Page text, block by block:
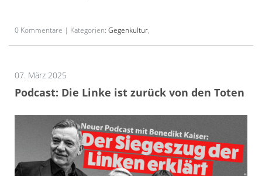
0 Kommentare | Kategorien: Gegenkultur,
07. März 2025
Podcast: Die Linke ist zurück von den Toten